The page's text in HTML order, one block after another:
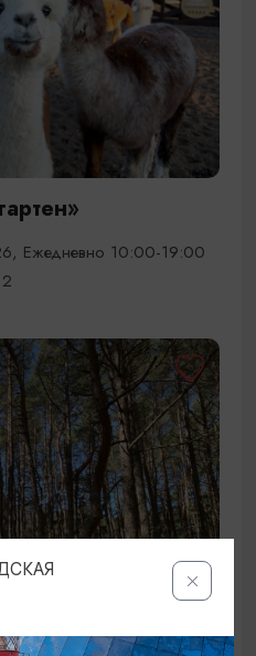
Ежедневно 10:00-19:00
КУЛЬТУРЫ